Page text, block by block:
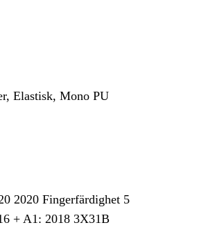
Elastisk, Mono PU
2020 Fingerfärdighet 5
+ A1: 2018 3X31B